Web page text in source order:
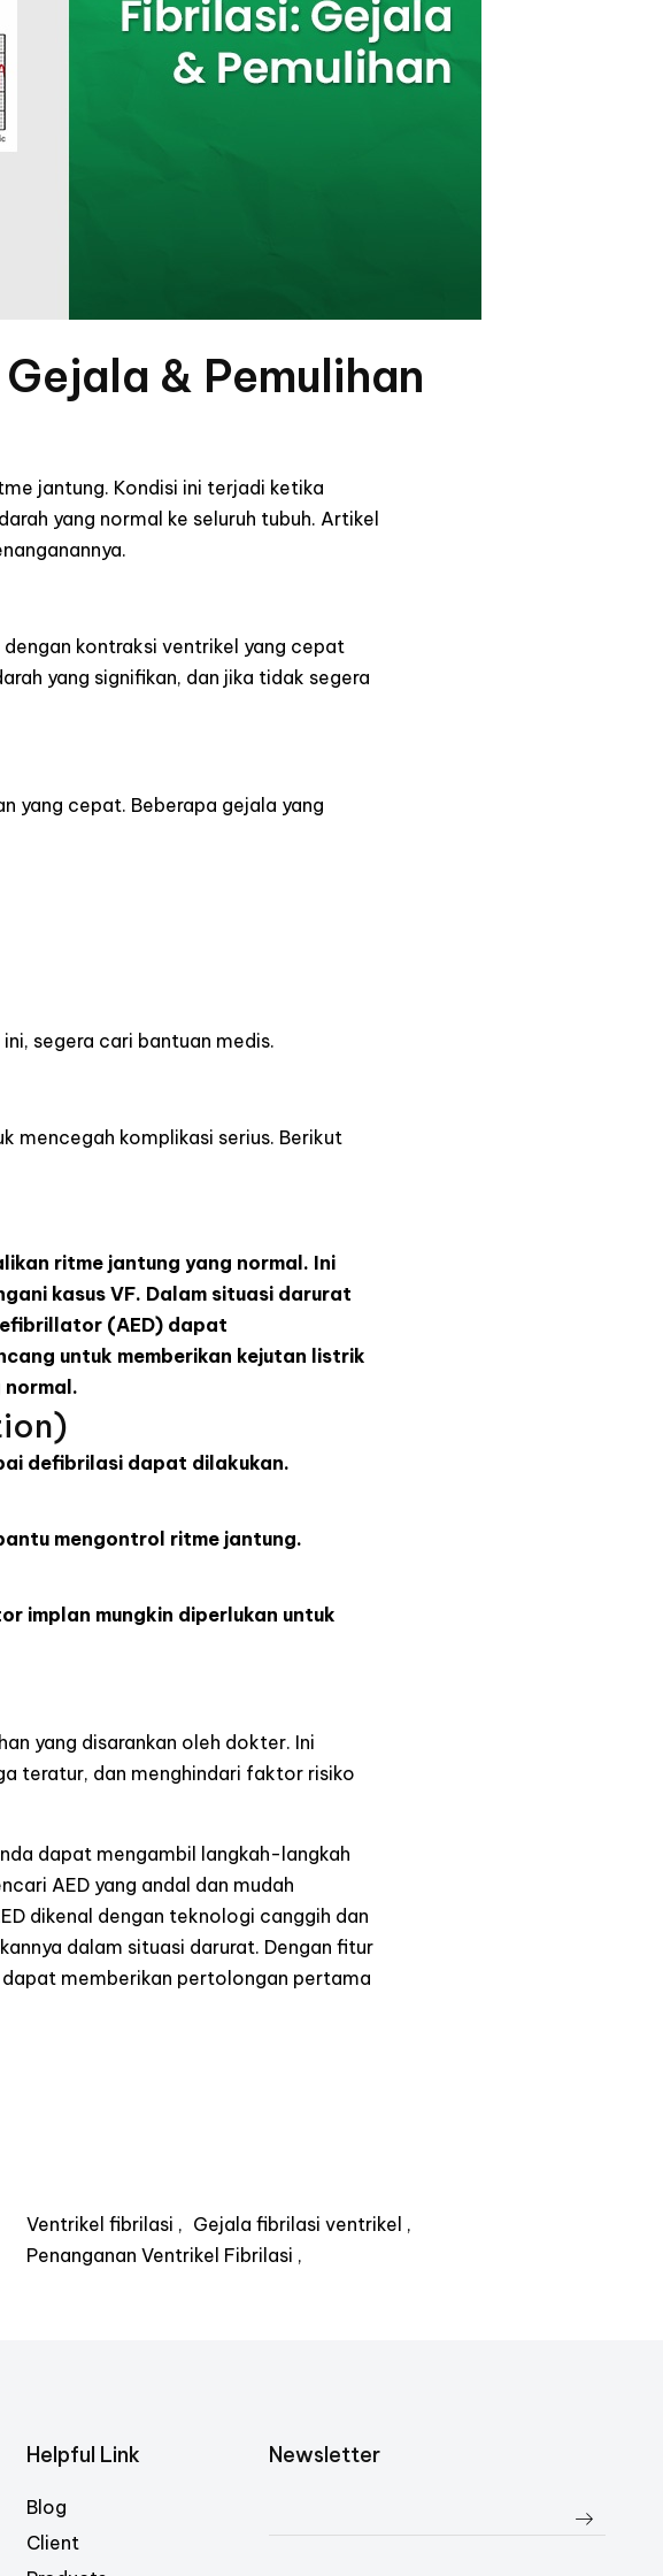
& Pemulihan
jantung. Kondisi ini terjadi ketika
yang normal ke seluruh tubuh. Artikel
kontraksi ventrikel yang cepat
yang signifikan, dan jika tidak segera
yang cepat. Beberapa gejala yang
segera cari bantuan medis.
mencegah komplikasi serius. Berikut
ritme jantung yang normal. Ini
kasus VF. Dalam situasi darurat
(AED) dapat
untuk memberikan kejutan listrik
normal.
defibrilasi dapat dilakukan.
mengontrol ritme jantung.
implan mungkin diperlukan untuk
yang disarankan oleh dokter. Ini
teratur, dan menghindari faktor risiko
dapat mengambil langkah-langkah
AED yang andal dan mudah
dikenal dengan teknologi canggih dan
dalam situasi darurat. Dengan fitur
dapat memberikan pertolongan pertama
Ventrikel fibrilasi
Gejala fibrilasi ventrikel
Penanganan Ventrikel Fibrilasi
Helpful Link
Blog
Client
Newsletter